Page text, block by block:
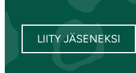
LIITY JÄSENEKSI